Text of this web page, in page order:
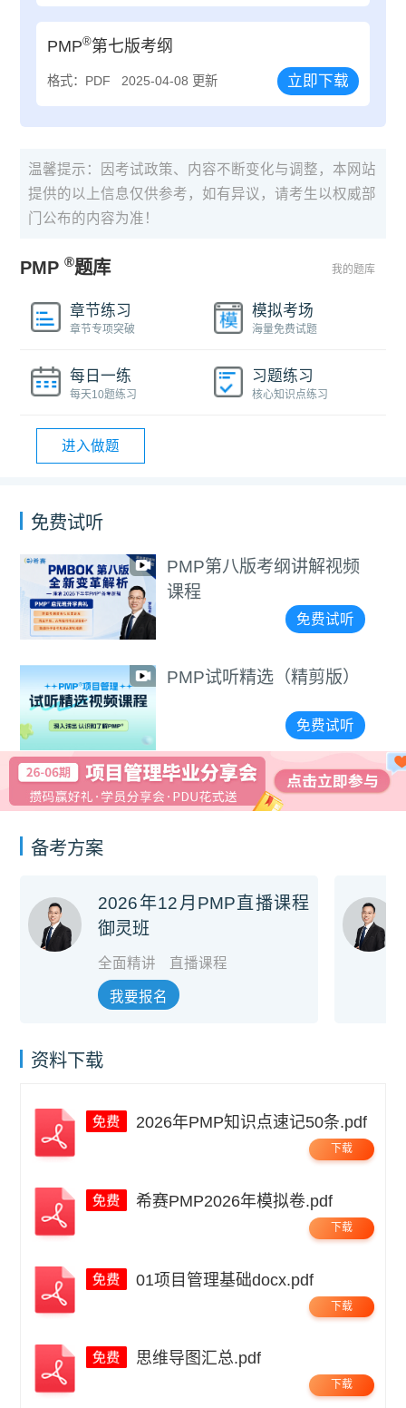
PMP®第七版考纲
格式：PDF 2025-04-08 更新 立即下载
温馨提示：因考试政策、内容不断变化与调整，本网站
提供的以上信息仅供参考，如有异议，请考生以权威部
门公布的内容为准！
PMP®题库 我的题库
章节练习
章节专项突破
模拟考场
海量免费试题
每日一练
每天10题练习
习题练习
核心知识点练习
进入做题
免费试听
PMP第八版考纲讲解视频
课程
免费试听
PMP试听精选（精剪版）
免费试听
备考方案
2026年12月PMP直播课程
御灵班
全面精讲 直播课程
我要报名
资料下载
2026年PMP知识点速记50条.pdf
下载
希赛PMP2026年模拟卷.pdf
下载
01项目管理基础docx.pdf
下载
思维导图汇总.pdf
下载